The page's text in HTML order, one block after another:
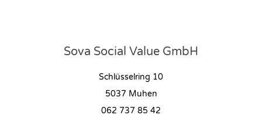
Sova Social Value GmbH
Schlüsselring 10
5037 Muhen
062 737 85 42